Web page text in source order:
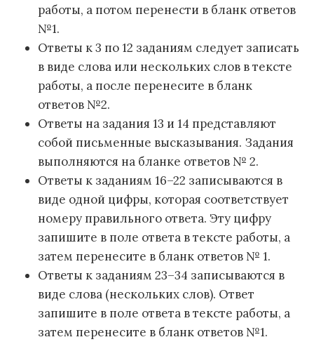
работы, а потом перенести в бланк ответов
№1.
Ответы к 3 по 12 заданиям следует записать
в виде слова или нескольких слов в тексте
работы, а после перенесите в бланк
ответов №2.
Ответы на задания 13 и 14 представляют
собой письменные высказывания. Задания
выполняются на бланке ответов № 2.
Ответы к заданиям 16–22 записываются в
виде одной цифры, которая соответствует
номеру правильного ответа. Эту цифру
запишите в поле ответа в тексте работы, а
затем перенесите в бланк ответов № 1.
Ответы к заданиям 23–34 записываются в
виде слова (нескольких слов). Ответ
запишите в поле ответа в тексте работы, а
затем перенесите в бланк ответов №1.